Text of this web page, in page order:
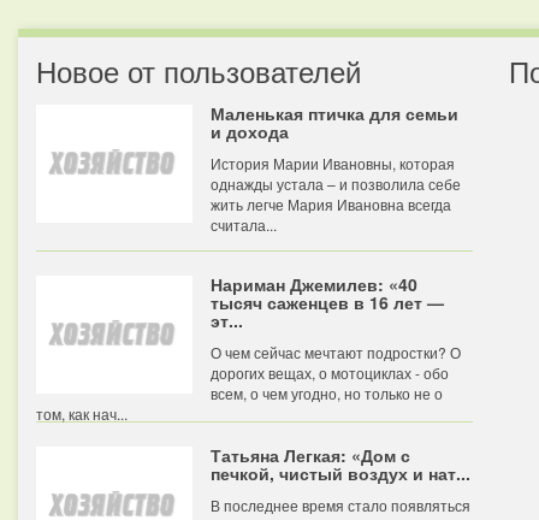
Новое от пользователей
Маленькая птичка для семьи
и дохода
История Марии Ивановны, которая
однажды устала – и позволила себе
жить легче Мария Ивановна всегда
считала...
Нариман Джемилев: «40
тысяч саженцев в 16 лет —
эт...
О чем сейчас мечтают подростки? О
дорогих вещах, о мотоциклах - обо
всем, о чем угодно, но только не о
том, как нач...
Татьяна Легкая: «Дом с
печкой, чистый воздух и нат...
В последнее время стало появляться